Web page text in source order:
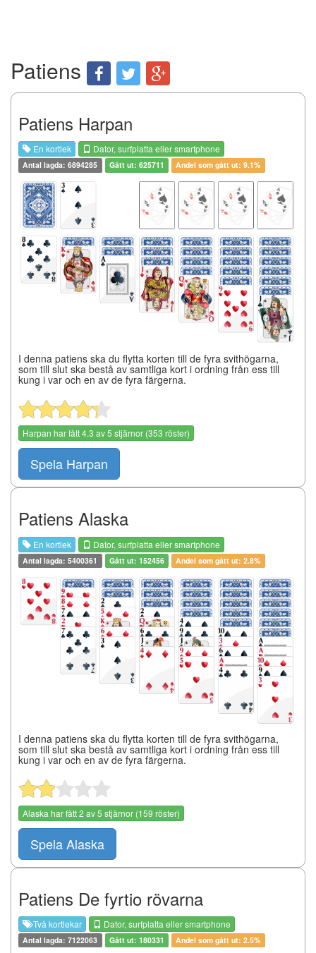
Patiens
Patiens Harpan
En kortlek Dator, surfplatta eller smartphone
Antal lagda: 6894285 Gått ut: 625711 Andel som gått ut: 9.1%
I denna patiens ska du flytta korten till de fyra svithögarna,
som till slut ska bestå av samtliga kort i ordning från ess till
kung i var och en av de fyra färgerna.
Harpan har fått4.3 av5 stjärnor (353 röster)
Spela Harpan
Patiens Alaska
En kortlek Dator, surfplatta eller smartphone
Antal lagda: 5400361 Gått ut: 152456 Andel som gått ut: 2.8%
I denna patiens ska du flytta korten till de fyra svithögarna,
som till slut ska bestå av samtliga kort i ordning från ess till
kung i var och en av de fyra färgerna.
Alaska har fått2 av5 stjärnor (159 röster)
Spela Alaska
Patiens De fyrtio rövarna
Två kortlekar Dator, surfplatta eller smartphone
Antal lagda: 7122063 Gått ut: 180331 Andel som gått ut: 2.5%